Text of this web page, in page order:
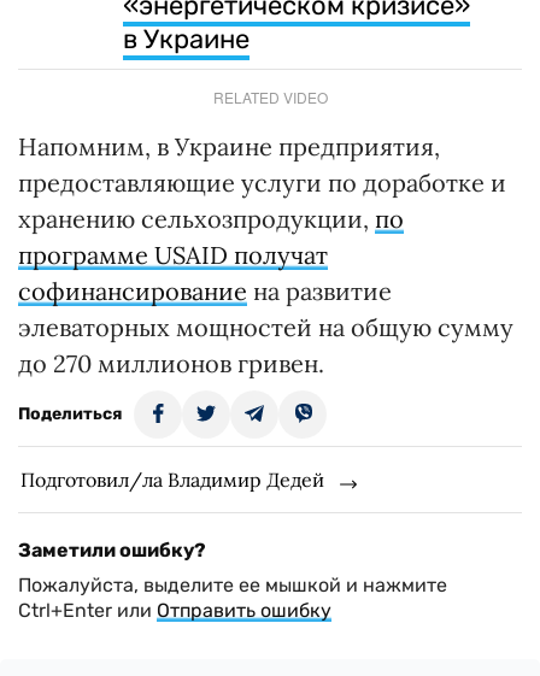
в Украине
RELATED VIDEO
Напомним, в Украине предприятия,
предоставляющие услуги по доработке и
хранению сельхозпродукции, по
программе USAID получат
софинансирование на развитие
элеваторных мощностей на общую сумму
до 270 миллионов гривен.
Поделиться
Подготовил/ла Владимир Дедей
Заметили ошибку?
Пожалуйста, выделите ее мышкой и нажмите
Ctrl+Enter или Отправить ошибку